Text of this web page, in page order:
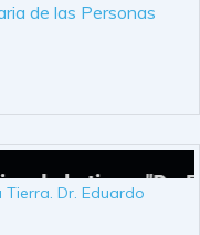
de las Personas